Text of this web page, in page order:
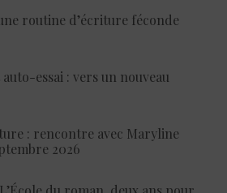
routine d’écriture féconde
essai : vers un nouveau
: rencontre avec Maryline
2026